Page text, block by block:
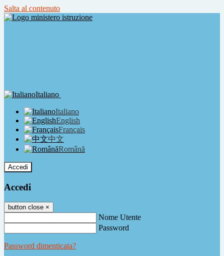
Salta al contenuto
Italiano
Italiano
English
Français
中文
Română
Accedi
Accedi
button close ×
Nome Utente
Password
Password dimenticata?